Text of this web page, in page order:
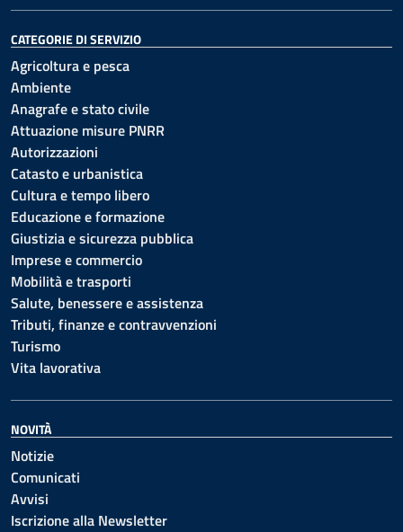
CATEGORIE DI SERVIZIO
Agricoltura e pesca
Ambiente
Anagrafe e stato civile
Attuazione misure PNRR
Autorizzazioni
Catasto e urbanistica
Cultura e tempo libero
Educazione e formazione
Giustizia e sicurezza pubblica
Imprese e commercio
Mobilità e trasporti
Salute, benessere e assistenza
Tributi, finanze e contravvenzioni
Turismo
Vita lavorativa
NOVITÀ
Notizie
Comunicati
Avvisi
Iscrizione alla Newsletter